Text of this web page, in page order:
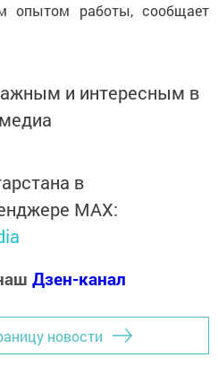
опытом работы, сообщает
и интересным в
в
MАХ:
Дзен-канал
новости